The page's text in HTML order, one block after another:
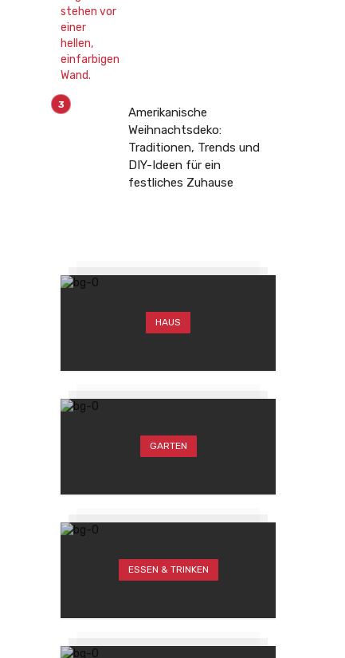
Amerikanische
Weihnachtsdeko:
Traditionen, Trends und
DIY-Ideen für ein
festliches Zuhause
HAUS
GARTEN
ESSEN & TRINKEN